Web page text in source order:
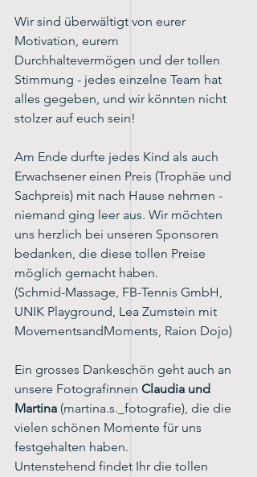
Wir sind überwältigt von eurer
Motivation, eurem
Durchhaltevermögen und der tollen
Stimmung - jedes einzelne Team hat
alles gegeben, und wir könnten nicht
stolzer auf euch sein!
Am Ende durfte jedes Kind als auch
Erwachsener einen Preis (Trophäe und
Sachpreis) mit nach Hause nehmen -
niemand ging leer aus. Wir möchten
uns herzlich bei unseren Sponsoren
bedanken, die diese tollen Preise
möglich gemacht haben.
(Schmid-Massage, FB-Tennis GmbH,
UNIK Playground, Lea Zumstein mit
MovementsandMoments, Raion Dojo)
Ein grosses Dankeschön geht auch an
unsere Fotografinnen Claudia und
Martina (martina.s._fotografie), die die
vielen schönen Momente für uns
festgehalten haben.
Untenstehend findet Ihr die tollen